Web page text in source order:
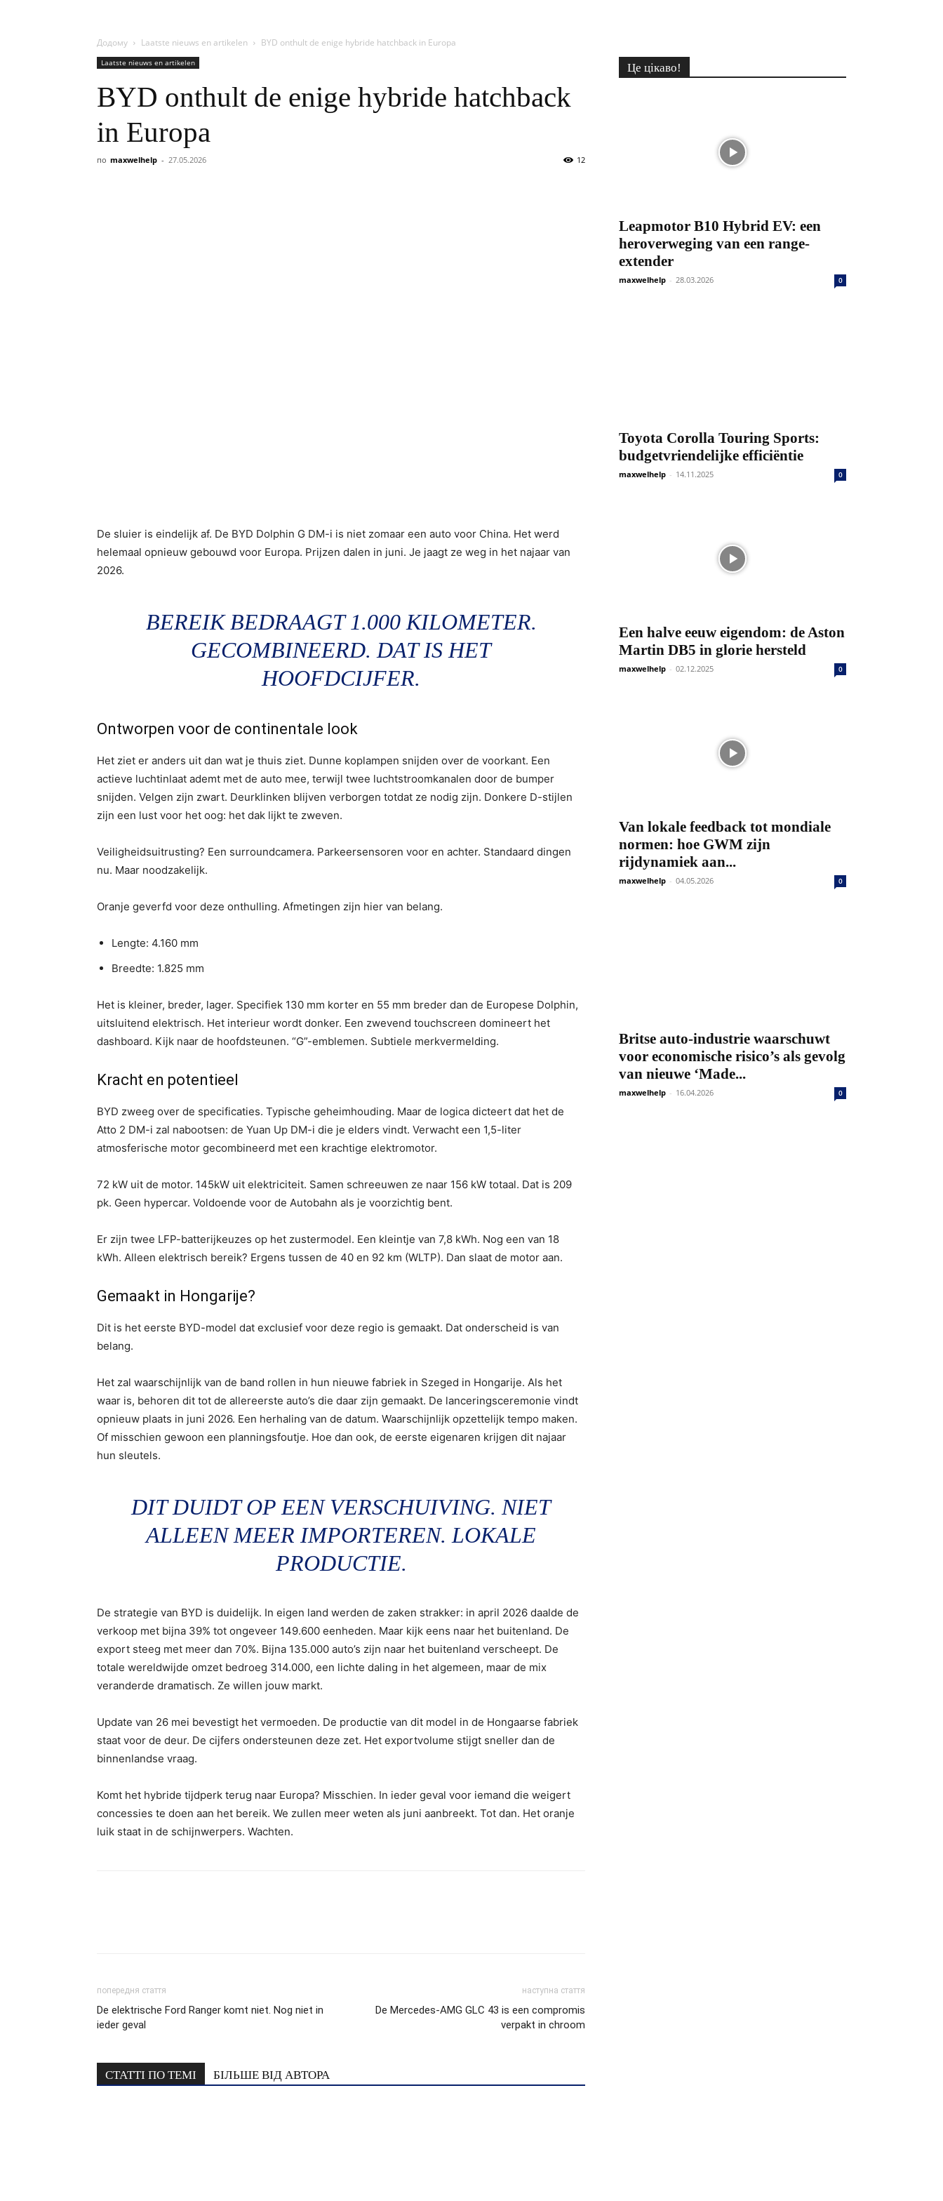
Додому Laatste nieuws en artikelen BYD onthult de enige hybride hatchback in Europa
Laatste nieuws en artikelen
BYD onthult de enige hybride hatchback
in Europa
по maxwelhelp - 27.05.2026 12
De sluier is eindelijk af. De BYD Dolphin G DM-i is niet zomaar een auto voor China. Het werd
helemaal opnieuw gebouwd voor Europa. Prijzen dalen in juni. Je jaagt ze weg in het najaar van
2026.
BEREIK BEDRAAGT 1.000 KILOMETER.
GECOMBINEERD. DAT IS HET
HOOFDCIJFER.
Ontworpen voor de continentale look
Het ziet er anders uit dan wat je thuis ziet. Dunne koplampen snijden over de voorkant. Een
actieve luchtinlaat ademt met de auto mee, terwijl twee luchtstroomkanalen door de bumper
snijden. Velgen zijn zwart. Deurklinken blijven verborgen totdat ze nodig zijn. Donkere D-stijlen
zijn een lust voor het oog: het dak lijkt te zweven.
Veiligheidsuitrusting? Een surroundcamera. Parkeersensoren voor en achter. Standaard dingen
nu. Maar noodzakelijk.
Oranje geverfd voor deze onthulling. Afmetingen zijn hier van belang.
Lengte: 4.160 mm
Breedte: 1.825 mm
Het is kleiner, breder, lager. Specifiek 130 mm korter en 55 mm breder dan de Europese Dolphin,
uitsluitend elektrisch. Het interieur wordt donker. Een zwevend touchscreen domineert het
dashboard. Kijk naar de hoofdsteunen. “G”-emblemen. Subtiele merkvermelding.
Kracht en potentieel
BYD zweeg over de specificaties. Typische geheimhouding. Maar de logica dicteert dat het de
Atto 2 DM-i zal nabootsen: de Yuan Up DM-i die je elders vindt. Verwacht een 1,5-liter
atmosferische motor gecombineerd met een krachtige elektromotor.
72 kW uit de motor. 145kW uit elektriciteit. Samen schreeuwen ze naar 156 kW totaal. Dat is 209
pk. Geen hypercar. Voldoende voor de Autobahn als je voorzichtig bent.
Er zijn twee LFP-batterijkeuzes op het zustermodel. Een kleintje van 7,8 kWh. Nog een van 18
kWh. Alleen elektrisch bereik? Ergens tussen de 40 en 92 km (WLTP). Dan slaat de motor aan.
Gemaakt in Hongarije?
Dit is het eerste BYD-model dat exclusief voor deze regio is gemaakt. Dat onderscheid is van
belang.
Het zal waarschijnlijk van de band rollen in hun nieuwe fabriek in Szeged in Hongarije. Als het
waar is, behoren dit tot de allereerste auto’s die daar zijn gemaakt. De lanceringsceremonie vindt
opnieuw plaats in juni 2026. Een herhaling van de datum. Waarschijnlijk opzettelijk tempo maken.
Of misschien gewoon een planningsfoutje. Hoe dan ook, de eerste eigenaren krijgen dit najaar
hun sleutels.
DIT DUIDT OP EEN VERSCHUIVING. NIET
ALLEEN MEER IMPORTEREN. LOKALE
PRODUCTIE.
De strategie van BYD is duidelijk. In eigen land werden de zaken strakker: in april 2026 daalde de
verkoop met bijna 39% tot ongeveer 149.600 eenheden. Maar kijk eens naar het buitenland. De
export steeg met meer dan 70%. Bijna 135.000 auto’s zijn naar het buitenland verscheept. De
totale wereldwijde omzet bedroeg 314.000, een lichte daling in het algemeen, maar de mix
veranderde dramatisch. Ze willen jouw markt.
Update van 26 mei bevestigt het vermoeden. De productie van dit model in de Hongaarse fabriek
staat voor de deur. De cijfers ondersteunen deze zet. Het exportvolume stijgt sneller dan de
binnenlandse vraag.
Komt het hybride tijdperk terug naar Europa? Misschien. In ieder geval voor iemand die weigert
concessies te doen aan het bereik. We zullen meer weten als juni aanbreekt. Tot dan. Het oranje
luik staat in de schijnwerpers. Wachten.
попередня стаття
De elektrische Ford Ranger komt niet. Nog niet in
ieder geval
наступна стаття
De Mercedes-AMG GLC 43 is een compromis
verpakt in chroom
СТАТТІ ПО ТЕМІ БІЛЬШЕ ВІД АВТОРА
Це цікаво!
Leapmotor B10 Hybrid EV: een
heroverweging van een range-
extender
maxwelhelp - 28.03.2026 0
Toyota Corolla Touring Sports:
budgetvriendelijke efficiëntie
maxwelhelp - 14.11.2025 0
Een halve eeuw eigendom: de Aston
Martin DB5 in glorie hersteld
maxwelhelp - 02.12.2025 0
Van lokale feedback tot mondiale
normen: hoe GWM zijn
rijdynamiek aan...
maxwelhelp - 04.05.2026 0
Britse auto-industrie waarschuwt
voor economische risico’s als gevolg
van nieuwe ‘Made...
maxwelhelp - 16.04.2026 0